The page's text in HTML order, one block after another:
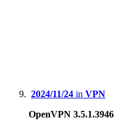
2024/11/24 in VPN
OpenVPN 3.5.1.3946